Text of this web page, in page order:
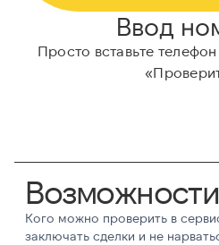
Ввод
Просто вставьте
Возможности
Кого можно проверить в
заключать сделки и не